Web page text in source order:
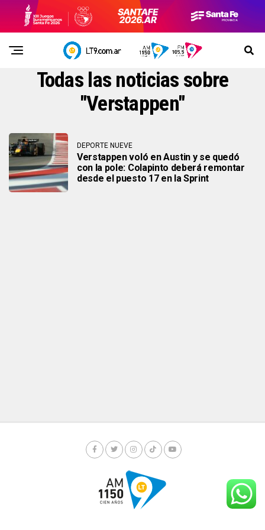
Todas las noticias sobre
"Verstappen"
DEPORTE NUEVE
Verstappen voló en Austin y se quedó
con la pole: Colapinto deberá remontar
desde el puesto 17 en la Sprint